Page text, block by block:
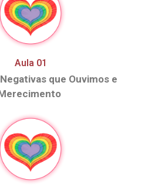
Aula 01
que Ouvimos e